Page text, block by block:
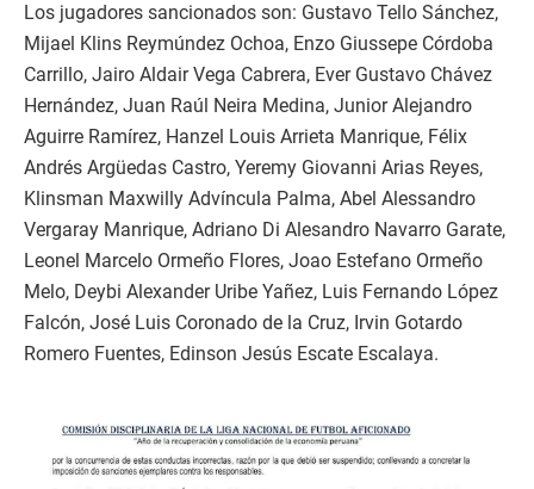
Los jugadores sancionados son: Gustavo Tello Sánchez,
Mijael Klins Reymúndez Ochoa, Enzo Giussepe Córdoba
Carrillo, Jairo Aldair Vega Cabrera, Ever Gustavo Chávez
Hernández, Juan Raúl Neira Medina, Junior Alejandro
Aguirre Ramírez, Hanzel Louis Arrieta Manrique, Félix
Andrés Argüedas Castro, Yeremy Giovanni Arias Reyes,
Klinsman Maxwilly Advíncula Palma, Abel Alessandro
Vergaray Manrique, Adriano Di Alesandro Navarro Garate,
Leonel Marcelo Ormeño Flores, Joao Estefano Ormeño
Melo, Deybi Alexander Uribe Yañez, Luis Fernando López
Falcón, José Luis Coronado de la Cruz, Irvin Gotardo
Romero Fuentes, Edinson Jesús Escate Escalaya.